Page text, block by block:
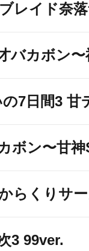
レイド奈
バカボン
7日間3 甘
ボン〜甘神
らくりサ
3 99ver.